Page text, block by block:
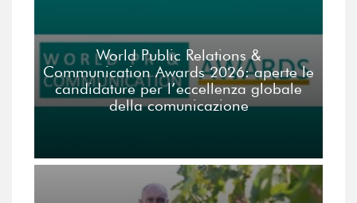
World Public Relations &
Communication Awards 2026: aperte le
candidature per l’eccellenza globale
della comunicazione